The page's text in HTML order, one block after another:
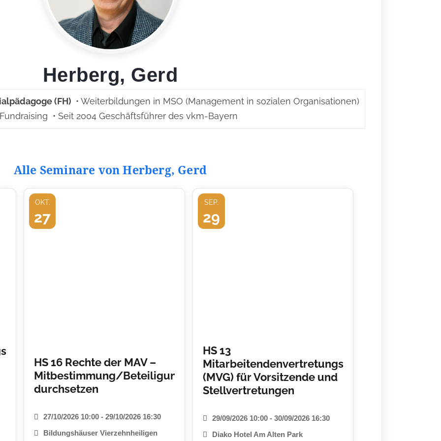
Herberg, Gerd
(FH) • Weiterbildungen in MSO (Management in sozialen Organisationen)
• Seit 2004 Geschäftsführer des vkm-Bayern
Alle Seminare von Herberg, Gerd
OKT.
27
HS 16 Rechte der MAV –
Mitbestimmung/Beteiligung
durchsetzen
27/10/2026 10:00 - 29/10/2026 16:30
Bildungshäuser Vierzehnheiligen
SEP.
29
HS 13
Mitarbeitendenvertretungsrecht
(MVG) für Vorsitzende und
Stellvertretungen
29/09/2026 10:00 - 30/09/2026 16:30
Diako Hotel Am Alten Park